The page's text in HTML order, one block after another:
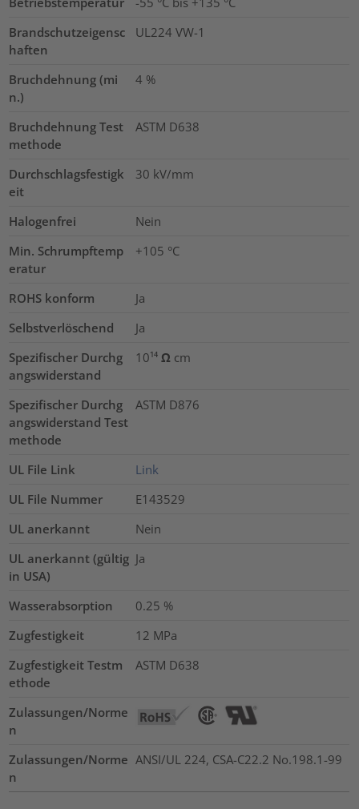
Brandschutzeigensc
haften
UL224 VW-1
Bruchdehnung (mi
n.)
4 %
Bruchdehnung Test
methode
ASTM D638
Durchschlagsfestigk
eit
30 kV/mm
Halogenfrei
Nein
Min. Schrumpftemp
eratur
+105 °C
ROHS konform
Ja
Selbstverlöschend
Ja
Spezifischer Durchg
angswiderstand
10¹⁴ Ω cm
Spezifischer Durchg
angswiderstand Test
methode
ASTM D876
UL File Link
Link
UL File Nummer
E143529
UL anerkannt
Nein
UL anerkannt (gültig
in USA)
Ja
Wasserabsorption 0.25 %
Zugfestigkeit
12 MPa
Zugfestigkeit Testm
ethode
ASTM D638
Zulassungen/Norme
n
Zulassungen/Norme
n
ANSI/UL 224, CSA-C22.2 No.198.1-99